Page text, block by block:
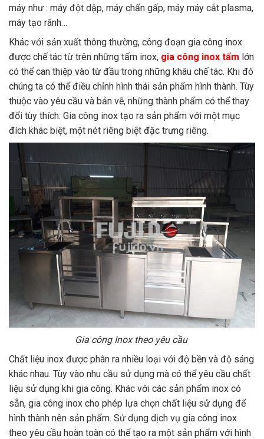
máy như : máy đột dập, máy chấn gấp, máy máy cắt plasma,
máy tạo rãnh…
Khác với sản xuất thông thường, công đoạn gia công inox
được chế tác từ trên những tấm inox, gia công inox tấm lớn
có thể can thiệp vào từ đầu trong những khâu chế tác. Khi đó
chúng ta có thể điều chỉnh hình thái sản phẩm hình thành. Tùy
thuộc vào yêu cầu và bản vẽ, những thành phẩm có thể thay
đổi tùy thích. Gia công inox tạo ra sản phẩm với một mục
đích khác biệt, một nét riêng biệt đặc trưng riêng.
Gia công Inox theo yêu cầu
Chất liệu inox được phân ra nhiều loại với độ bền và độ sáng
khác nhau. Tùy vào nhu cầu sử dụng mà có thể yêu cầu chất
liệu sử dụng khi gia công. Khác với các sản phẩm inox có
sẵn, gia công inox cho phép lựa chọn chất liệu sử dụng để
hình thành nên sản phẩm. Sử dụng dịch vụ gia công inox
theo yêu cầu hoàn toàn có thể tạo ra một sản phẩm với hình